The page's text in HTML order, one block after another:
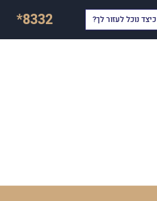
כיצד נוכל לעזור לך? *8332